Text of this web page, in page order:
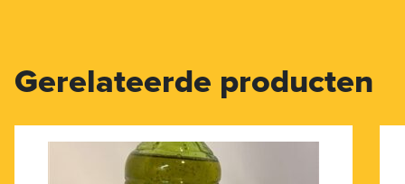
Gerelateerde producten